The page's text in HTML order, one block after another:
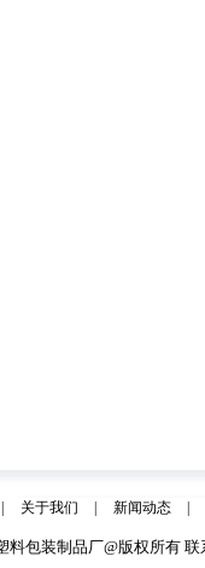
关于我们 新闻动态
料包装制品厂@版权所有